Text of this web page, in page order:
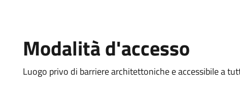
Modalità d'accesso
Luogo privo di barriere architettoniche e accessibile a